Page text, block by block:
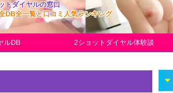
トダイヤルの窓口
DB全一覧と口コミ人気ランキング
ルDB 2ショットダイヤル体験談